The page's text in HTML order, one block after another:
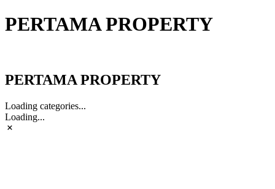
PERTAMA PROPERTY
PERTAMA PROPERTY
Loading categories...
Loading...